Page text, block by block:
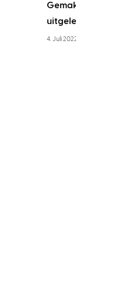
Gemakkelijk
uitgelegd
4. Juli 2022